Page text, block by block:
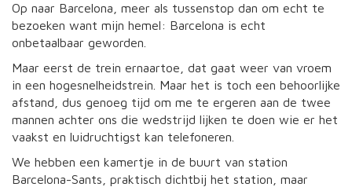
Op naar Barcelona, meer als tussenstop dan om echt te
bezoeken want mijn hemel: Barcelona is echt
onbetaalbaar geworden.
Maar eerst de trein ernaartoe, dat gaat weer van vroem
in een hogesnelheidstrein. Maar het is toch een behoorlijke
afstand, dus genoeg tijd om me te ergeren aan de twee
mannen achter ons die wedstrijd lijken te doen wie er het
vaakst en luidruchtigst kan telefoneren.
We hebben een kamertje in de buurt van station
Barcelona-Sants, praktisch dichtbij het station, maar